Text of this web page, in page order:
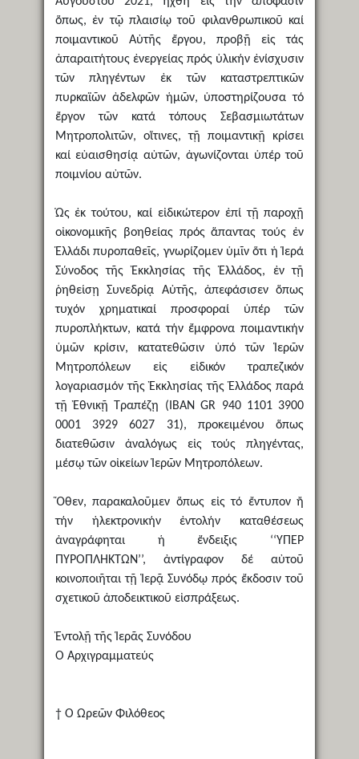
ὅπως, ἐν τῷ πλαισίῳ τοῦ φιλανθρωπικοῦ καί
ποιμαντικοῦ Αὐτῆς ἔργου, προβῇ εἰς τάς
ἀπαραιτήτους ἐνεργείας πρός ὑλικήν ἐνίσχυσιν
τῶν πληγέντων ἐκ τῶν καταστρεπτικῶν
πυρκαϊῶν ἀδελφῶν ἡμῶν, ὑποστηρίζουσα τό
ἔργον τῶν κατά τόπους Σεβασμιωτάτων
Μητροπολιτῶν, οἵτινες, τῇ ποιμαντικῇ κρίσει
καί εὐαισθησίᾳ αὐτῶν, ἀγωνίζονται ὑπέρ τοῦ
ποιμνίου αὐτῶν.
Ὡς ἐκ τούτου, καί εἰδικώτερον ἐπί τῇ παροχῇ
οἰκονομικῆς βοηθείας πρός ἅπαντας τούς ἐν
Ἑλλάδι πυροπαθεῖς, γνωρίζομεν ὑμῖν ὅτι ἡ Ἱερά
Σύνοδος τῆς Ἐκκλησίας τῆς Ἑλλάδος, ἐν τῇ
ῥηθείσῃ Συνεδρίᾳ Αὐτῆς, ἀπεφάσισεν ὅπως
τυχόν χρηματικαί προσφοραί ὑπέρ τῶν
πυροπλήκτων, κατά τήν ἔμφρονα ποιμαντικήν
ὑμῶν κρίσιν, κατατεθῶσιν ὑπό τῶν Ἱερῶν
Μητροπόλεων εἰς εἰδικόν τραπεζικόν
λογαριασμόν τῆς Ἐκκλησίας τῆς Ἑλλάδος παρά
τῇ Ἐθνικῇ Τραπέζῃ (ΙΒΑΝ GR 940 1101 3900
0001 3929 6027 31), προκειμένου ὅπως
διατεθῶσιν ἀναλόγως εἰς τούς πληγέντας,
μέσῳ τῶν οἰκείων Ἱερῶν Μητροπόλεων.
Ὅθεν, παρακαλοῦμεν ὅπως εἰς τό ἔντυπον ἤ
τήν ἠλεκτρονικήν ἐντολήν καταθέσεως
ἀναγράφηται ἡ ἔνδειξις ‘‘ΥΠΕΡ
ΠΥΡΟΠΛΗΚΤΩΝ’’, ἀντίγραφον δέ αὐτοῦ
κοινοποιῆται τῇ Ἱερᾷ Συνόδῳ πρός ἔκδοσιν τοῦ
σχετικοῦ ἀποδεικτικοῦ εἰσπράξεως.
Ἐντολῇ τῆς Ἱερᾶς Συνόδου
Ὁ Ἀρχιγραμματεύς
† Ὁ Ὠρεῶν Φιλόθεος